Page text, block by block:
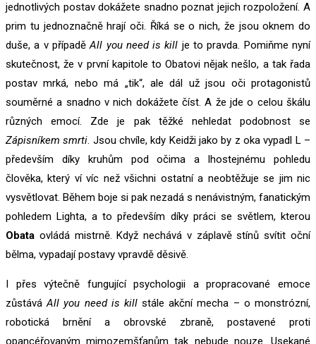
jednotlivých postav dokážete snadno poznat jejich rozpoložení. A
prim tu jednoznačně hrají oči. Říká se o nich, že jsou oknem do
duše, a v případěAll you need is kill je to pravda. Pomiňme nyní
skutečnost, že v první kapitole to Obatovi nějak nešlo, a tak řada
postav mrká, nebo má „tik“, ale dál už jsou oči protagonistů
souměrné a snadno v nich dokážete číst. A že jde o celou škálu
různých emocí. Zde je pak těžké nehledat podobnost se
Zápisníkem smrti. Jsou chvíle, kdy Keidži jako by z oka vypadl L –
především díky kruhům pod očima a lhostejnému pohledu
člověka, který ví víc než všichni ostatní a neobtěžuje se jim nic
vysvětlovat. Během boje si pak nezadá s nenávistným, fanatickým
pohledem Lighta, a to především díky práci se světlem, kterou
Obata ovládá mistrně. Když nechává v záplavě stínů svítit oční
bělma, vypadají postavy vpravdě děsivě.
I přes výtečně fungující psychologii a propracované emoce
zůstáváAll you need is killstále akční mecha – o monstrózní,
robotická brnění a obrovské zbraně, postavené proti
opancéřovaným mimozemšťanům tak nebude nouze. Usekané